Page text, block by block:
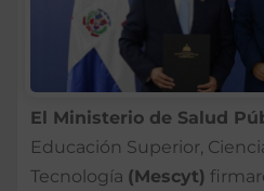
El Ministerio de Salud
Educación Superior,
Tecnología (Mescyt)